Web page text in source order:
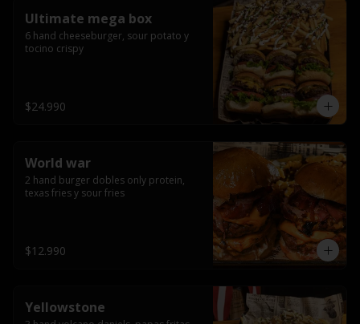
Ultimate mega box
6 hand cheeseburger, sour potato y
tocino crispy
$24.990
World war
2 hand burger dobles only protein,
texas fries y sour fries
$12.990
Yellowstone